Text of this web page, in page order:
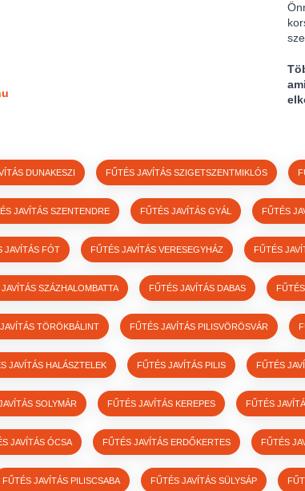
DUNAKESZI FŰTÉS JAVÍTÁS SZIGETSZENTMIKLÓS
JAVÍTÁS SZENTENDRE FŰTÉS JAVÍTÁS GYÁL FŰTÉS
JAVÍTÁS FÓT FŰTÉS JAVÍTÁS VERESEGYHÁZ FŰTÉS
SZÁZHALOMBATTA FŰTÉS JAVÍTÁS DABAS
TÖRÖKBÁLINT FŰTÉS JAVÍTÁS PILISVÖRÖSVÁR
JAVÍTÁS HALÁSZTELEK FŰTÉS JAVÍTÁS PILIS FŰTÉS
SOLYMÁR FŰTÉS JAVÍTÁS KEREPES FŰTÉS
JAVÍTÁS ÓCSA FŰTÉS JAVÍTÁS ERDŐKERTES FŰTÉS
FŰTÉS JAVÍTÁS PILISCSABA FŰTÉS JAVÍTÁS SÜLYSÁP